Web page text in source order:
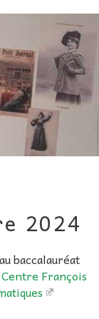
2024
baccalauréat
Centre François